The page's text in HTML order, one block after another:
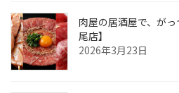
肉屋の居酒屋で、が
尾店】
2026年3月23日